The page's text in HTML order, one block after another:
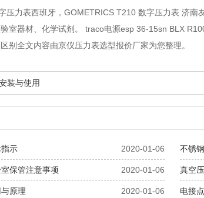
压力表西班牙 ，GOMETRICS T210 数字压力表 济
室器材、化学试剂。 traco电源esp 36-15sn BLX
别全文内容由京仪压力表选型报价厂家为您整理。
装与使用
2020-01-06
示 不锈
2020-01-06
保管注意事项 真空
2020-01-06
原理 电接